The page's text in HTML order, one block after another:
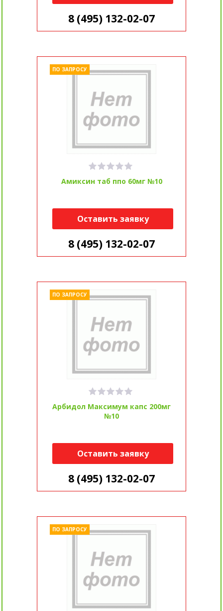
8 (495) 132-02-07
Амиксин таб ппо 60мг №10
ПО ЗАПРОСУ
Оставить заявку
8 (495) 132-02-07
Арбидол Максимум капс 200мг
№10
ПО ЗАПРОСУ
Оставить заявку
8 (495) 132-02-07
ПО ЗАПРОСУ